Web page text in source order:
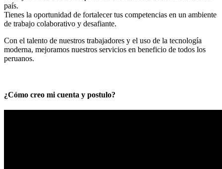
país.
Tienes la oportunidad de fortalecer tus competencias en un ambiente
de trabajo colaborativo y desafiante.
Con el talento de nuestros trabajadores y el uso de la tecnología
moderna, mejoramos nuestros servicios en beneficio de todos los
peruanos.
¿Cómo creo mi cuenta y postulo?